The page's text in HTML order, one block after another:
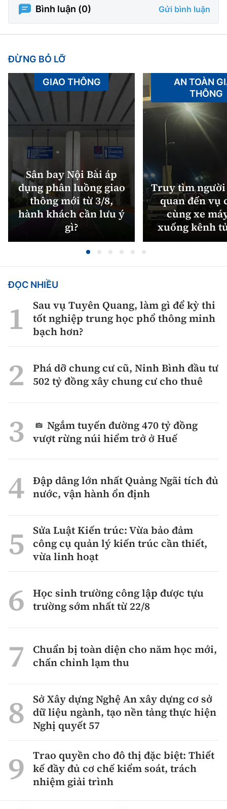
Bình luận (0) Gửi bình luận
ĐỪNG BỎ LỠ
Sân bay Nội Bài áp
dụng phân luồng giao
thông mới từ 3/8,
hành khách cần lưu ý
gì?
GIAO THÔNG
Truy tìm
quan đến vụ
cùng xe
xuống kênh
AN TOÀN
THÔNG
ĐỌC NHIỀU
Sau vụ Tuyên Quang, làm gì để kỳ thi
tốt nghiệp trung học phổ thông minh
bạch hơn?
Phá dỡ chung cư cũ, Ninh Bình đầu tư
502 tỷ đồng xây chung cư cho thuê
Ngắm tuyến đường 470 tỷ đồng
vượt rừng núi hiểm trở ở Huế
Đập dâng lớn nhất Quảng Ngãi tích đủ
nước, vận hành ổn định
Sửa Luật Kiến trúc: Vừa bảo đảm
công cụ quản lý kiến trúc cần thiết,
vừa linh hoạt
Học sinh trường công lập được tựu
trường sớm nhất từ 22/8
Chuẩn bị toàn diện cho năm học mới,
chấn chỉnh lạm thu
Sở Xây dựng Nghệ An xây dựng cơ sở
dữ liệu ngành, tạo nền tảng thực hiện
Nghị quyết 57
Trao quyền cho đô thị đặc biệt: Thiết
kế đầy đủ cơ chế kiểm soát, trách
nhiệm giải trình